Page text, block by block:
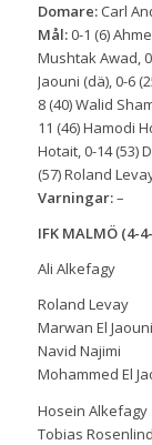
Domare:Carl
Mål:0-1 (6)
Mushtak Awad,
Jaouni (dä), 0-6
8 (40) Walid
11 (46) Hamodi
Hotait, 0-14 (53)
(57) Roland
Varningar:–
IFK MALMÖ (4-
Ali Alkefagy
Roland Levay
Marwan El Jaouni
Navid Najimi
Mohammed El
Hosein Alkefagy
Tobias Rosenlind